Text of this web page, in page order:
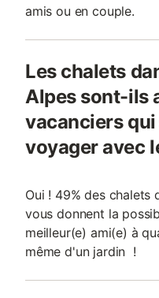
amis ou en couple.
Les chalets
Alpes sont-ils
vacanciers
voyager avec
Oui ! 49% des chalets
vous donnent la
meilleur(e) ami(e) à
même d'un jardin !